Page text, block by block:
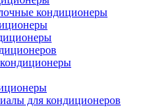
кондиционеры
для кондиционеров